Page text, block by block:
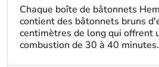
Chaque boîte de bâtonnets
contient des bâtonnets bruns
centimètres de long qui offrent
combustion de 30 à 40 minutes.